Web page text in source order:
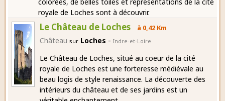
colorées, de belles toiles et représentations de la cité
royale de Loches sont à découvrir.
Le Château de Loches à 0,42 Km
Château sur Loches - Indre-et-Loire
Le Château de Loches, situé au coeur de la cité
royale de Loches est une forteresse médiévale au
beau logis de style renaissance. La découverte des
intérieurs du château et de ses jardins est un